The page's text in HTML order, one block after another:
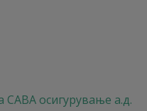
САВА осигурување а.д.